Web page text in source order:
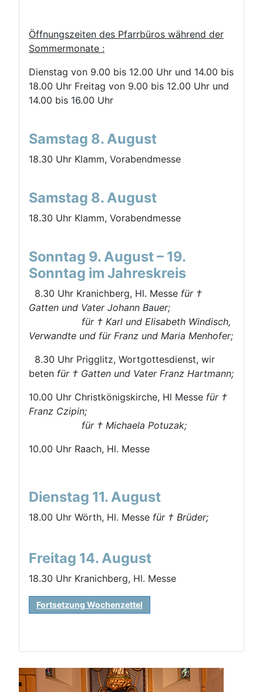
Öffnungszeiten des Pfarrbüros während der
Sommermonate :
Dienstag von 9.00 bis 12.00 Uhr und 14.00 bis
18.00 Uhr Freitag von 9.00 bis 12.00 Uhr und
14.00 bis 16.00 Uhr
Samstag 8. August
18.30 Uhr Klamm, Vorabendmesse
Samstag 8. August
18.30 Uhr Klamm, Vorabendmesse
Sonntag 9. August – 19.
Sonntag im Jahreskreis
8.30 Uhr Kranichberg, Hl. Messe für †
Gatten und Vater Johann Bauer;
für † Karl und Elisabeth Windisch,
Verwandte und für Franz und Maria Menhofer;
8.30 Uhr Prigglitz, Wortgottesdienst, wir
beten für † Gatten und Vater Franz Hartmann;
10.00 Uhr Christkönigskirche, Hl Messe für †
Franz Czipin;
für † Michaela Potuzak;
10.00 Uhr Raach, Hl. Messe
Dienstag 11. August
18.00 Uhr Wörth, Hl. Messe für † Brüder;
Freitag 14. August
18.30 Uhr Kranichberg, Hl. Messe
Fortsetzung Wochenzettel